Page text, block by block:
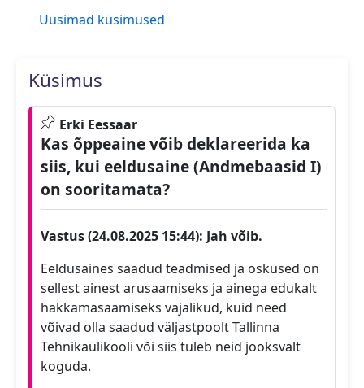
Uusimad küsimused
Küsimus
Erki Eessaar
Kas õppeaine võib deklareerida ka
siis, kui eeldusaine (Andmebaasid I)
on sooritamata?
Vastus (24.08.2025 15:44): Jah võib.
Eeldusaines saadud teadmised ja oskused on
sellest ainest arusaamiseks ja ainega edukalt
hakkamasaamiseks vajalikud, kuid need
võivad olla saadud väljastpoolt Tallinna
Tehnikaülikooli või siis tuleb neid jooksvalt
koguda.